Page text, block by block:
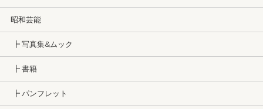
昭和芸能
┣ 写真集&ムック
┣ 書籍
┣ パンフレット